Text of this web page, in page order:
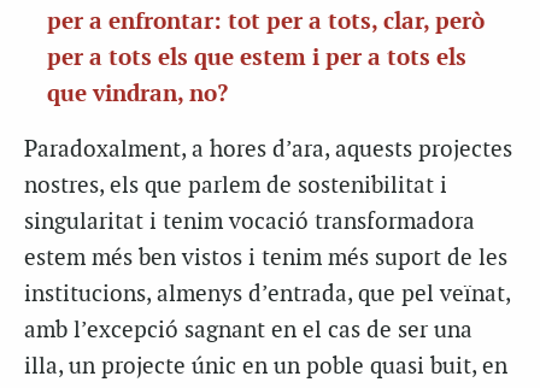
per a enfrontar: tot per a tots, clar, però
per a tots els que estem i per a tots els
que vindran, no?
Paradoxalment, a hores d’ara, aquests projectes
nostres, els que parlem de sostenibilitat i
singularitat i tenim vocació transformadora
estem més ben vistos i tenim més suport de les
institucions, almenys d’entrada, que pel veïnat,
amb l’excepció sagnant en el cas de ser una
illa, un projecte únic en un poble quasi buit, en